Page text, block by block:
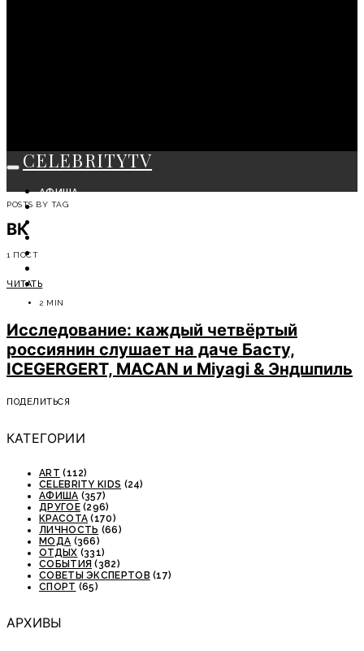
CELEBRITYTV
АФИША
СОБЫТИЯ
СОВЕТЫ ЭКСПЕРТОВ
POSTS BY TAG
ВК
1 ПОСТ
ЧИТАТЬ
2 MIN
Исследование: каждый четвёртый
россиянин слушает на даче Басту,
ICEGERGERT, MACAN и Miyagi & Эндшпиль
ПОДЕЛИТЬСЯ
КАТЕГОРИИ
ART (112)
CELEBRITY KIDS (24)
АФИША (357)
ДРУГОЕ(296)
КРАСОТА (170)
ЛИЧНОСТЬ (66)
МОДА (366)
ОТДЫХ (331)
СОБЫТИЯ (382)
СОВЕТЫ ЭКСПЕРТОВ (17)
СПОРТ (65)
АРХИВЫ